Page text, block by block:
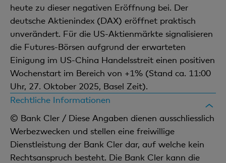
heute zu dieser negativen Eröffnung bei. Der
deutsche Aktienindex (DAX) eröffnet praktisch
unverändert. Für die US-Aktienmärkte signalisieren
die Futures-Börsen aufgrund der erwarteten
Einigung im US-China Handelsstreit einen positiven
Wochenstart im Bereich von +1% (Stand ca. 11:00
Uhr, 27. Oktober 2025, Basel Zeit).
Rechtliche Informationen
© Bank Cler / Diese Angaben dienen ausschliesslich
Werbezwecken und stellen eine freiwillige
Dienstleistung der Bank Cler dar, auf welche kein
Rechtsanspruch besteht. Die Bank Cler kann die